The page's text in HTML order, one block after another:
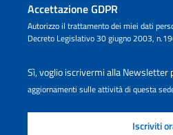
Accettazione GDPR
Autorizzo il trattamento dei miei dati
Decreto Legislativo 30 giugno 2003,
Sì, voglio iscrivermi alla Newsletter
aggiornamenti sulle attività di questa